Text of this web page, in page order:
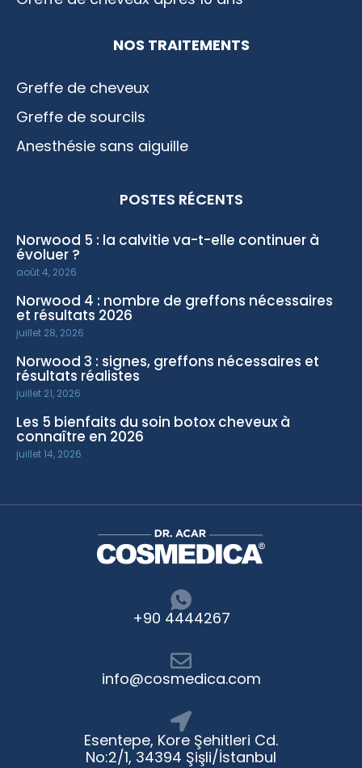
NOS TRAITEMENTS
Greffe de cheveux
Greffe de sourcils
Anesthésie sans aiguille
POSTES RÉCENTS
Norwood 5 : la calvitie va-t-elle continuer à
évoluer ?
août 4, 2026
Norwood 4 : nombre de greffons nécessaires
et résultats 2026
juillet 28, 2026
Norwood 3 : signes, greffons nécessaires et
résultats réalistes
juillet 21, 2026
Les 5 bienfaits du soin botox cheveux à
connaître en 2026
juillet 14, 2026
+90 4444267
info@cosmedica.com
Esentepe, Kore Şehitleri Cd.
No:2/1, 34394 Şişli/İstanbul